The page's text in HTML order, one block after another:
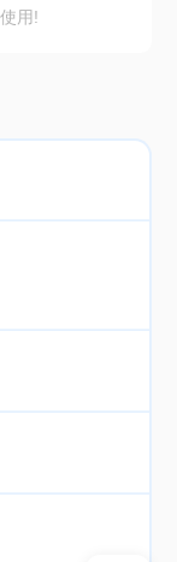
用!